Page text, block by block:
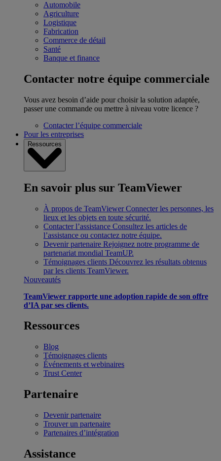
Automobile
Agriculture
Logistique
Fabrication
Commerce de détail
Santé
Banque et finance
Contacter notre équipe commerciale
Vous avez besoin d’aide pour choisir la solution adaptée,
passer une commande ou mettre à niveau votre licence ?
Contacter l’équipe commerciale
Pour les entreprises
Ressources
En savoir plus sur TeamViewer
À propos de TeamViewer Connecter les personnes, les
lieux et les objets en toute sécurité.
Contacter l’assistance Consultez les articles de
l’assistance ou contactez notre équipe.
Devenir partenaire Rejoignez notre programme de
partenariat mondial TeamUP.
Témoignages clients Découvrez les résultats obtenus
par les clients TeamViewer.
Nouveautés
TeamViewer rapporte une adoption rapide de son offre
d’IA par ses clients.
Ressources
Blog
Témoignages clients
Événements et webinaires
Trust Center
Partenaire
Devenir partenaire
Trouver un partenaire
Partenaires d’intégration
Assistance